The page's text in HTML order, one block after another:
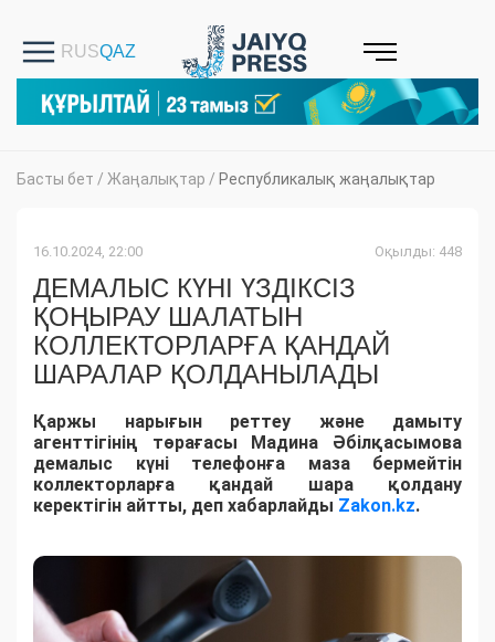
Басты бет / Жаңалықтар / Республикалық жаңалықтар
16.10.2024, 22:00 Оқылды: 448
ДЕМАЛЫС КҮНІ ҮЗДІКСІЗ
ҚОҢЫРАУ ШАЛАТЫН
КОЛЛЕКТОРЛАРҒА ҚАНДАЙ
ШАРАЛАР ҚОЛДАНЫЛАДЫ
Қаржы нарығын реттеу және дамыту
агенттігінің төрағасы Мадина Әбілқасымова
демалыс күні телефонға маза бермейтін
коллекторларға қандай шара қолдану
керектігін айтты, деп хабарлайды Zakon.kz.